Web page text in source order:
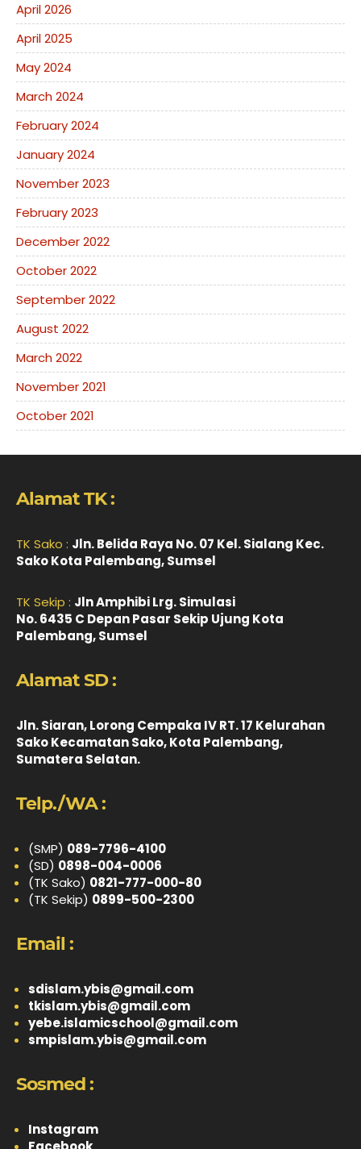
April 2026
April 2025
May 2024
March 2024
February 2024
January 2024
November 2023
February 2023
December 2022
October 2022
September 2022
August 2022
March 2022
November 2021
October 2021
Alamat TK :
TK Sako : Jln. Belida Raya No. 07 Kel. Sialang Kec.
Sako Kota Palembang, Sumsel
TK Sekip : Jln Amphibi Lrg. Simulasi
No. 6435 C Depan Pasar Sekip Ujung Kota
Palembang, Sumsel
Alamat SD :
Jln. Siaran, Lorong Cempaka IV RT. 17 Kelurahan
Sako Kecamatan Sako, Kota Palembang,
Sumatera Selatan.
Telp./WA :
(SMP) 089-7796-4100
(SD) 0898-004-0006
(TK Sako) 0821-777-000-80
(TK Sekip) 0899-500-2300
Email :
sdislam.ybis@gmail.com
tkislam.ybis@gmail.com
yebe.islamicschool@gmail.com
smpislam.ybis@gmail.com
Sosmed :
Instagram